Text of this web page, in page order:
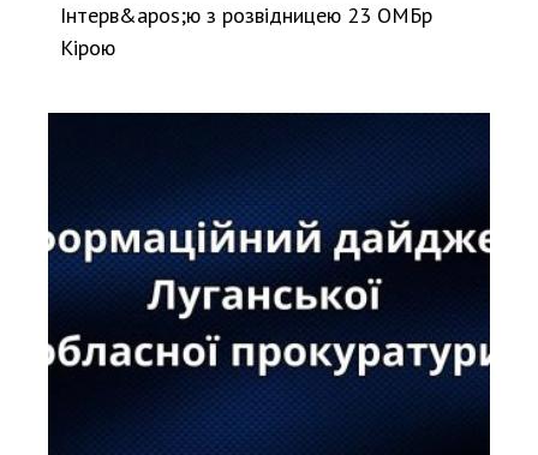
Інтерв&apos;ю з розвідницею 23 ОМБр
Кірою